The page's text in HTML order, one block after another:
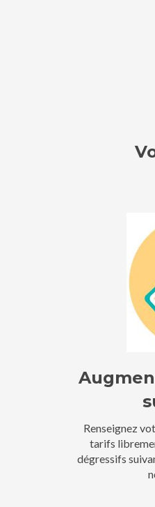
Renseignez
tarifs
dégressifs